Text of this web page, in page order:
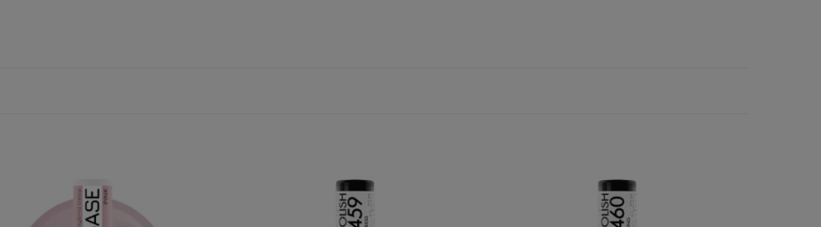
VICTORIA VYNN PURE VEGAN MANI PEDI BASE Clear
to transparentna baza hybrydowa 2w1, przeznaczona do stylizacji paznokci